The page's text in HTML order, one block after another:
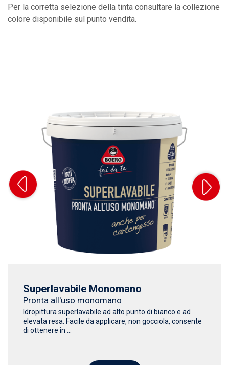
Per la corretta selezione della tinta consultare la collezione
colore disponibile sul punto vendita.
Superlavabile Monomano
Pronta all'uso monomano
Idropittura superlavabile ad alto punto di bianco e ad
elevata resa. Facile da applicare, non gocciola, consente
di ottenere in ...